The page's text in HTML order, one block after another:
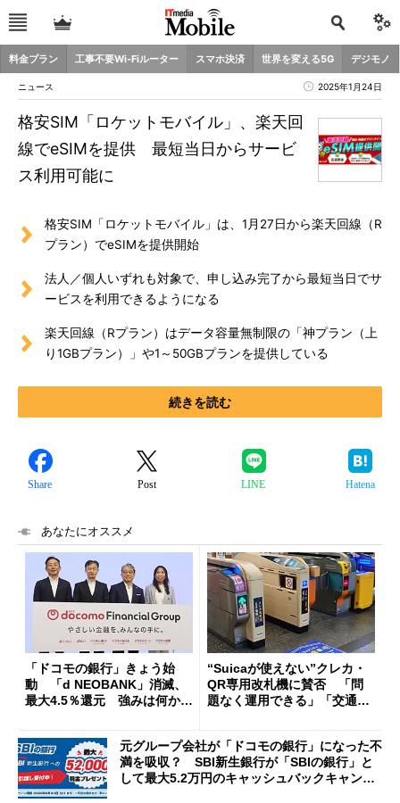
料金プラン 工事不要Wi-Fiルーター スマホ決済 世界を変える5G デジモノ
ニュース 2025年1月24日
格安SIM「ロケットモバイル」、楽天回
線でeSIMを提供 最短当日からサービ
ス利用可能に
格安SIM「ロケットモバイル」は、1月27日から楽天回線（R
プラン）でeSIMを提供開始
法人／個人いずれも対象で、申し込み完了から最短当日でサ
ービスを利用できるようになる
楽天回線（Rプラン）はデータ容量無制限の「神プラン（上
り1GBプラン）」や1～50GBプランを提供している
続きを読む
Share Post LINE Hatena
あなたにオススメ
「ドコモの銀行」きょう始
動 「d NEOBANK」消滅、
最大4.5％還元 強みは何か解
“Suicaが使えない”クレカ・
QR専用改札機に賛否 「問
題なく運用できる」「交通系I
元グループ会社が「ドコモの銀行」になった不
満を吸収？ SBI新生銀行が「SBIの銀行」と
して最大5.2万円のキャッシュバックキャンペ